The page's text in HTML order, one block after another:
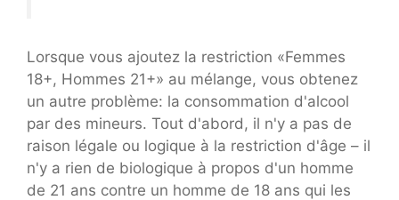
Lorsque vous ajoutez la restriction «Femmes
18+, Hommes 21+» au mélange, vous obtenez
un autre problème: la consommation d'alcool
par des mineurs. Tout d'abord, il n'y a pas de
raison légale ou logique à la restriction d'âge – il
n'y a rien de biologique à propos d'un homme
de 21 ans contre un homme de 18 ans qui les